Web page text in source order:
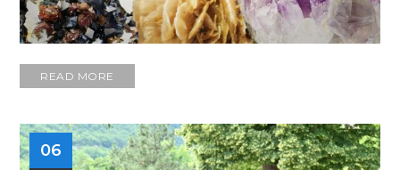
READ MORE
06